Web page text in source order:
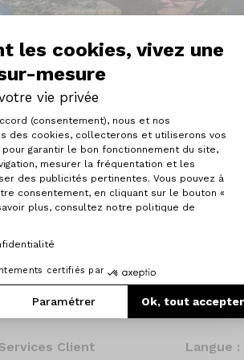
les cookies, vivez une
mesure
vie privée
Gestion du
(consentement), nous et nos
des cookies, collecterons et utiliserons vos
pour garantir le bon fonctionnement du site,
mesurer la fréquentation et les
des publicités pertinentes. Vous pouvez à
consentement, en cliquant sur le bouton «
plus, consultez notre politique de
certifiés par
Paramétrer Ok, tout accepter
Axeptio consent
qui est très bon pour les
[...]"
Client Langue :